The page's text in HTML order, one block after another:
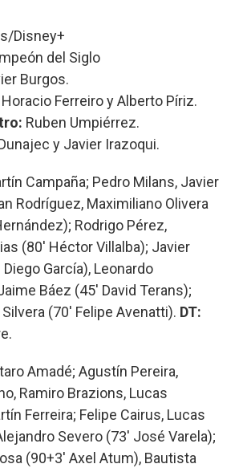
Disney+
del Siglo
Burgos.
Horacio Ferreiro y Alberto Píriz.
Ruben Umpiérrez.
y Javier Irazoqui.
Campaña; Pedro Milans, Javier
Rodríguez, Maximiliano Olivera
Rodrigo Pérez,
(80' Héctor Villalba); Javier
García), Leonardo
Báez (45' David Terans);
(70' Felipe Avenatti). DT:
Amadé; Agustín Pereira,
Ramiro Brazions, Lucas
Ferreira; Felipe Cairus, Lucas
Severo (73' José Varela);
(90+3' Axel Atum), Bautista